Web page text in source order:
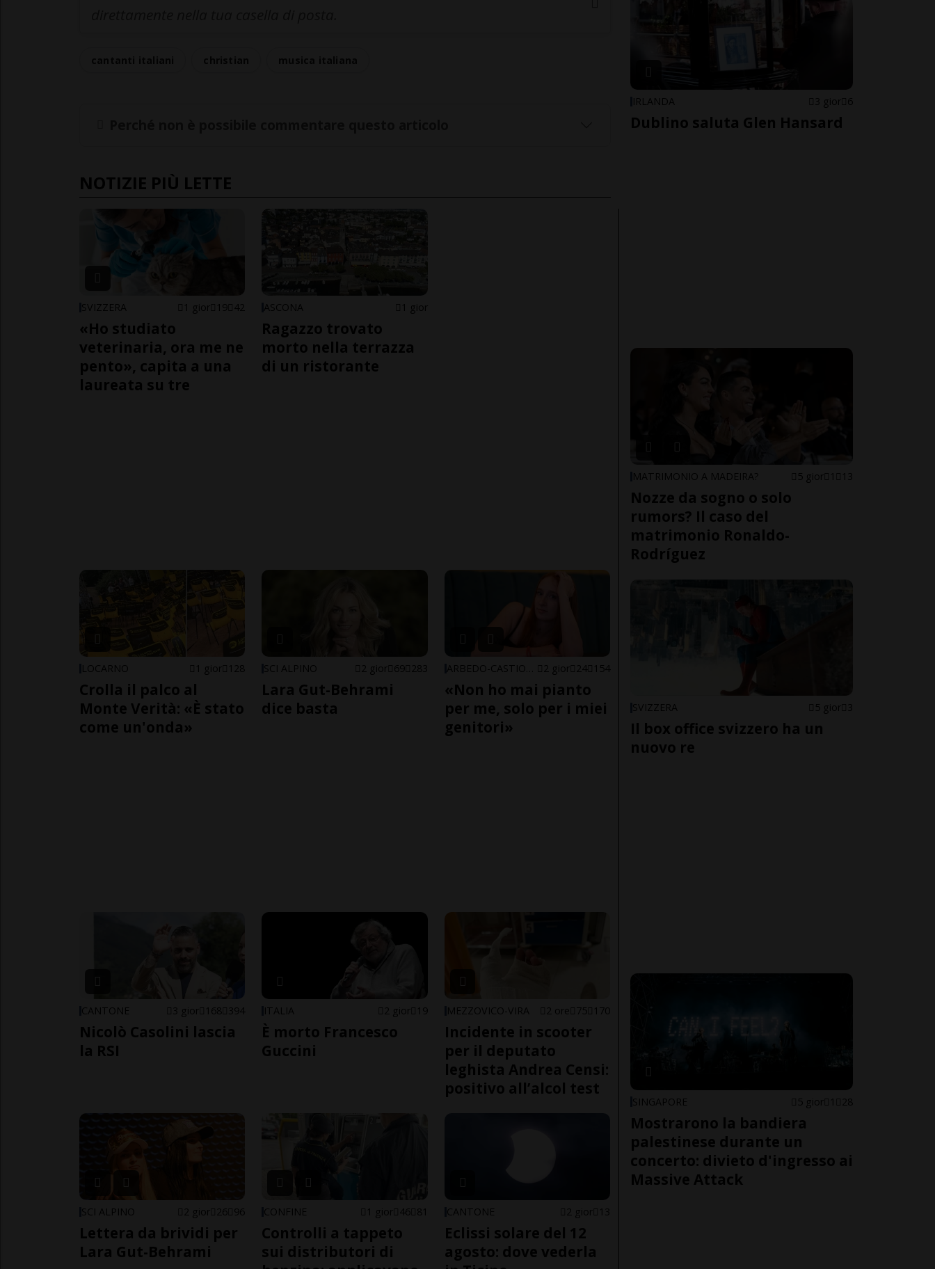
NOTIZIE PIÙ LETTE
SVIZZERA 1 gior 19 42
«Ho studiato
veterinaria, ora me ne
pento», capita a una
laureata su tre
ASCONA 1 gior
Ragazzo trovato
morto nella terrazza
di un ristorante
LOCARNO 1 gior 128
Crolla il palco al
Monte Verità: «È stato
come un'onda»
SCI ALPINO 2 gior 69 283
Lara Gut-Behrami
dice basta
2 gior 24 154
«Non ho mai pianto
per me, solo per i miei
genitori»
CANTONE 3 gior 168 394
Nicolò Casolini lascia
la RSI
ITALIA 2 gior 19
È morto Francesco
Guccini
MEZZOVICO-VIRA 2 ore 75 170
Incidente in scooter
per il deputato
leghista Andrea Censi:
positivo all’alcol test
SCI ALPINO 2 gior 26 96
Lettera da brividi per
Lara Gut-Behrami
CONFINE 1 gior 46 81
Controlli a tappeto
sui distributori di
CANTONE 2 gior 13
Eclissi solare del 12
agosto: dove vederla
IRLANDA 3 gior 6
Dublino saluta Glen Hansard
MATRIMONIO A MADEIRA? 5 gior 1 13
Nozze da sogno o solo
rumors? Il caso del
matrimonio Ronaldo-
Rodríguez
SVIZZERA 5 gior 3
Il box office svizzero ha un
nuovo re
SINGAPORE 5 gior 1 28
Mostrarono la bandiera
palestinese durante un
concerto: divieto d'ingresso ai
Massive Attack